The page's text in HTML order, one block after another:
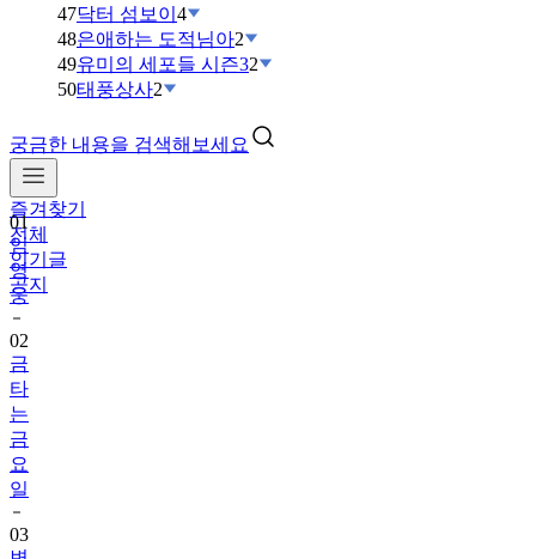
47닥터 섬보이 4
48은애하는 도적님아2
49유미의 세포들 시즌32
50태풍상사2
궁금한 내용을 검색해보세요
즐겨찾기
전체
인기글
공지
01
임
영
웅
02
금
타
는
금
요
일
03